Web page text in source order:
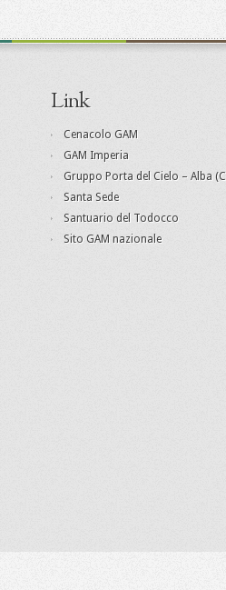
Link
Cenacolo GAM
GAM Imperia
Gruppo Porta del Cielo – Alba
Santa Sede
Santuario del Todocco
Sito GAM nazionale